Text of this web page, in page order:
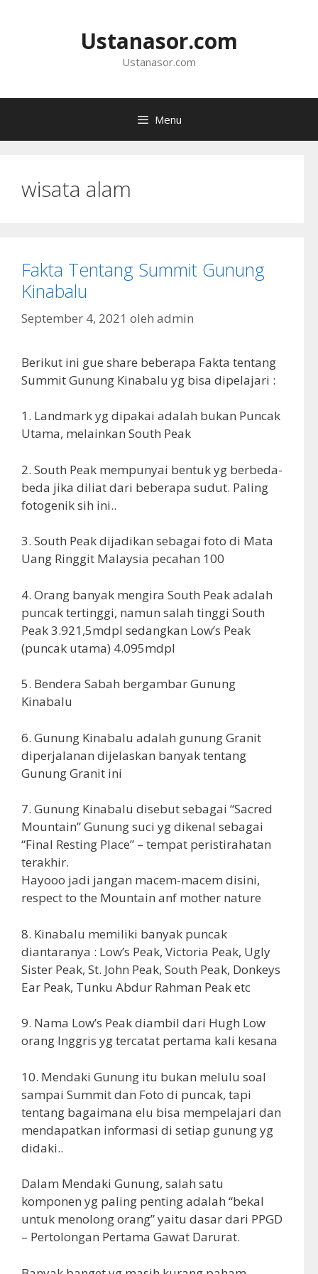
Ustanasor.com
Ustanasor.com
Menu
wisata alam
Fakta Tentang Summit Gunung
Kinabalu
September 4, 2021 oleh admin
Berikut ini gue share beberapa Fakta tentang
Summit Gunung Kinabalu yg bisa dipelajari :
1. Landmark yg dipakai adalah bukan Puncak
Utama, melainkan South Peak
2. South Peak mempunyai bentuk yg berbeda-
beda jika diliat dari beberapa sudut. Paling
fotogenik sih ini..
3. South Peak dijadikan sebagai foto di Mata
Uang Ringgit Malaysia pecahan 100
4. Orang banyak mengira South Peak adalah
puncak tertinggi, namun salah tinggi South
Peak 3.921,5mdpl sedangkan Low’s Peak
(puncak utama) 4.095mdpl
5. Bendera Sabah bergambar Gunung
Kinabalu
6. Gunung Kinabalu adalah gunung Granit
diperjalanan dijelaskan banyak tentang
Gunung Granit ini
7. Gunung Kinabalu disebut sebagai “Sacred
Mountain” Gunung suci yg dikenal sebagai
“Final Resting Place” – tempat peristirahatan
terakhir.
Hayooo jadi jangan macem-macem disini,
respect to the Mountain anf mother nature
8. Kinabalu memiliki banyak puncak
diantaranya : Low’s Peak, Victoria Peak, Ugly
Sister Peak, St. John Peak, South Peak, Donkeys
Ear Peak, Tunku Abdur Rahman Peak etc
9. Nama Low’s Peak diambil dari Hugh Low
orang Inggris yg tercatat pertama kali kesana
10. Mendaki Gunung itu bukan melulu soal
sampai Summit dan Foto di puncak, tapi
tentang bagaimana elu bisa mempelajari dan
mendapatkan informasi di setiap gunung yg
didaki..
Dalam Mendaki Gunung, salah satu
komponen yg paling penting adalah “bekal
untuk menolong orang” yaitu dasar dari PPGD
– Pertolongan Pertama Gawat Darurat.